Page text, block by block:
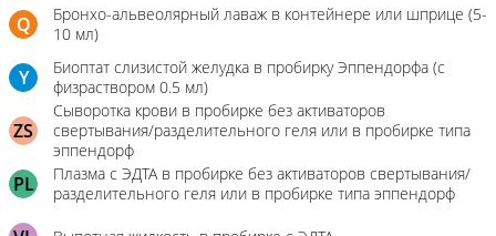
Q
Бронхо-альвеолярный лаваж в контейнере или шприце (5-
10 мл)
Y
Биоптат слизистой желудка в пробирку Эппендорфа (с
физраствором 0.5 мл)
ZS
Сыворотка крови в пробирке без активаторов
свертывания/разделительного геля или в пробирке типа
эппендорф
PL
Плазма с ЭДТА в пробирке без активаторов свертывания/
разделительного геля или в пробирке типа эппендорф